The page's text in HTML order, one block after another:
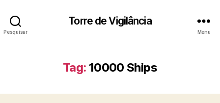
Pesquisar
Torre de Vigilância
Menu
Tag: 10000 Ships